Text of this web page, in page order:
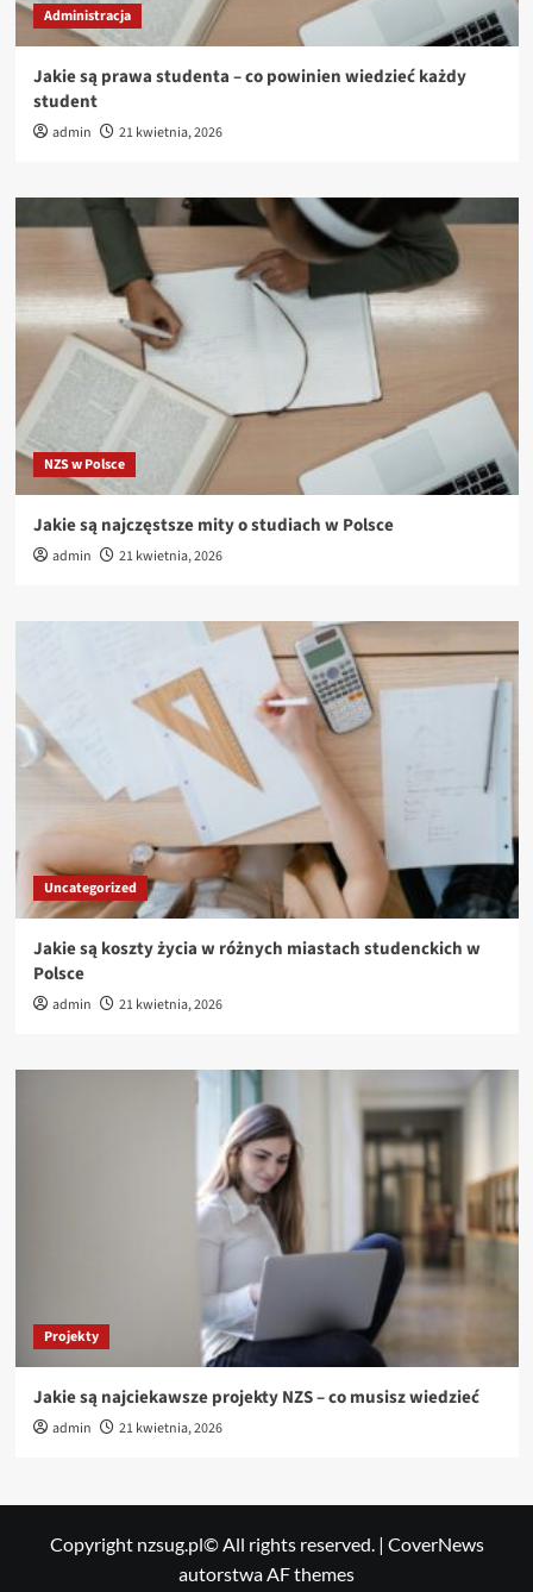
Administracja
Jakie są prawa studenta – co powinien wiedzieć każdy
student
admin 21 kwietnia, 2026
NZS w Polsce
Jakie są najczęstsze mity o studiach w Polsce
admin 21 kwietnia, 2026
Uncategorized
Jakie są koszty życia w różnych miastach studenckich w
Polsce
admin 21 kwietnia, 2026
Projekty
Jakie są najciekawsze projekty NZS – co musisz wiedzieć
admin 21 kwietnia, 2026
Copyright nzsug.pl© All rights reserved. | CoverNews
autorstwa AF themes